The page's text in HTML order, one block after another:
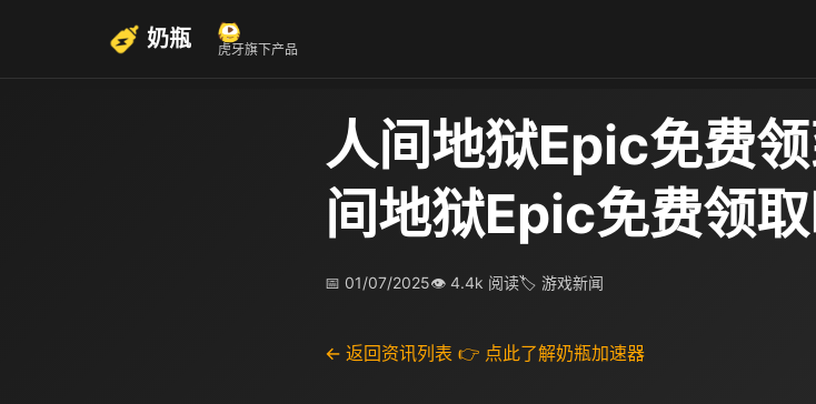
奶瓶 虎牙旗下产品
人间地狱Epic免费
间地狱Epic免费领
📅 01/07/2025👁 4.4k 阅读🏷 游戏新闻
← 返回资讯列表 👉 点此了解奶瓶加速器